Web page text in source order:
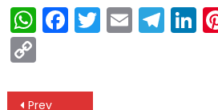
WhatsApp
Facebook
Twitter
Email
Copy
Prev